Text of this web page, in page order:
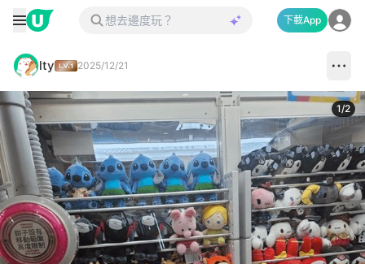
下載App
lty 2025/12/21
1/2